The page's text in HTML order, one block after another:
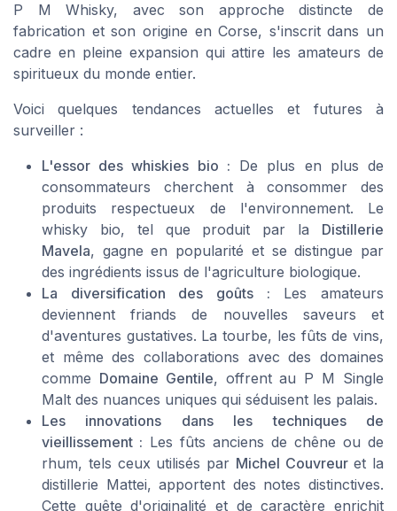
P M Whisky, avec son approche distincte de
fabrication et son origine en Corse, s'inscrit dans un
cadre en pleine expansion qui attire les amateurs de
spiritueux du monde entier.
Voici quelques tendances actuelles et futures à
surveiller :
L'essor des whiskies bio : De plus en plus de
consommateurs cherchent à consommer des
produits respectueux de l'environnement. Le
whisky bio, tel que produit par la Distillerie
Mavela, gagne en popularité et se distingue par
des ingrédients issus de l'agriculture biologique.
La diversification des goûts : Les amateurs
deviennent friands de nouvelles saveurs et
d'aventures gustatives. La tourbe, les fûts de vins,
et même des collaborations avec des domaines
comme Domaine Gentile, offrent au P M Single
Malt des nuances uniques qui séduisent les palais.
Les innovations dans les techniques de
vieillissement : Les fûts anciens de chêne ou de
rhum, tels ceux utilisés par Michel Couvreuret la
distillerie Mattei, apportent des notes distinctives.
Cette quête d'originalité et de caractère enrichit